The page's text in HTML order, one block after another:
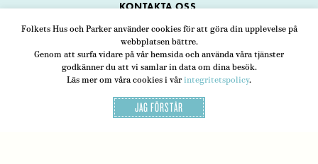
Folkets Hus och Parker använder cookies för att göra din upplevelse på
webbplatsen bättre.
Genom att surfa vidare på vår hemsida och använda våra tjänster
godkänner du att vi samlar in data om dina besök.
Läs mer om våra cookies i vår integritetspolicy.
JAG FÖRSTÅR
KONTAKTA OSS
Folkets Hus och Parker
ADRESS Swedenborgsgatan 1
118 48 Stockholm
TELEFON 08-452 25 00